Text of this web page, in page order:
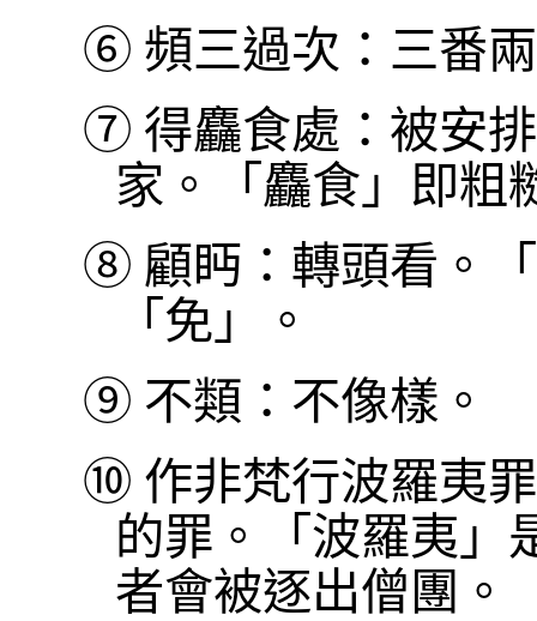
⑥ 頻三過次：三番
⑦ 得麤食處：被安
家。「麤食」即粗
⑧ 顧眄：轉頭看。
「免」。
⑨ 不類：不像樣。
⑩ 作非梵行波羅夷
的罪。「波羅夷」
者會被逐出僧團。